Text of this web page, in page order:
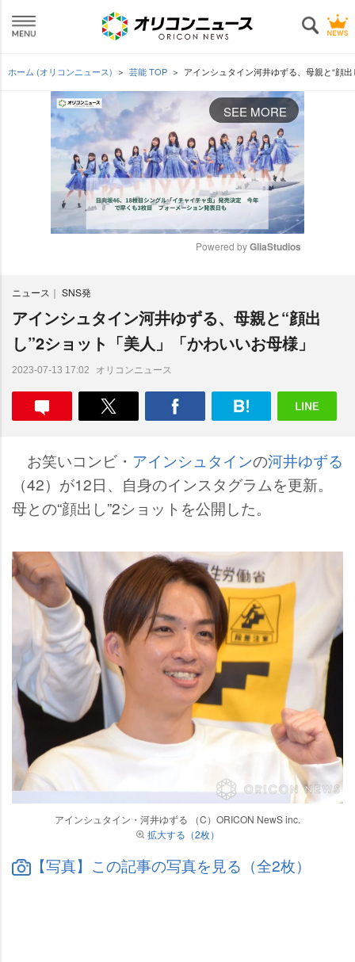
ホーム (オリコンニュース) 芸能 TOP アインシュタイン河井ゆずる、母親と“顔
SEE MORE
t
e
Powered by GliaStudios
ニュース SNS発
アインシュタイン河井ゆずる、母親と“顔出
し”2ショット「美人」「かわいいお母様」
2023-07-13 17:02 オリコンニュース
お笑いコンビ・ アインシュタインの河井ゆずる
（42）が12日、自身のインスタグラムを更新。
母との“顔出し”2ショットを公開した。
アインシュタイン・河井ゆずる （C）ORICON NewS inc.
拡大する（2枚）
【写真】この記事の写真を見る（全2枚）